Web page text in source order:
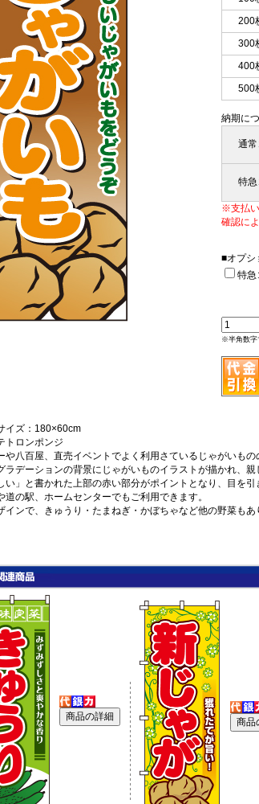
200
300
400
500
納期に
通常
特急
※支払
確認に
■オプシ
特急
※半角数字
イズ：180×60cm
トロンポンジ
や八百屋、直売イベントでよく利用さているじゃがいもの
ラデーションの背景にじゃがいものイラストが描かれ、親
い」と書かれた上部の赤い部分がポイントとなり、目を引
道の駅、ホームセンターでもご利用できます。
インで、きゅうり・たまねぎ・かぼちゃなど他の野菜もあ